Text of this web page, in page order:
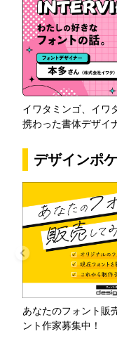
イワタミンゴ、イワ
携わった書体デザイ
デザインポ
あなたのフォント販
ント作家募集中！